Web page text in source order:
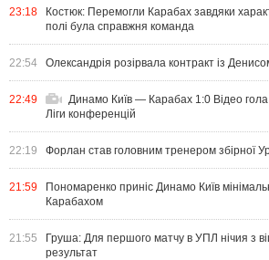
23:18
Костюк: Перемогли Карабах завдяки
полі була справжня команда
22:54 Олександрія розірвала контракт із
22:49
Динамо Київ — Карабах 1:0 Відео гола
Ліги конференцій
22:19 Форлан став головним тренером збірної
21:59
Пономаренко приніс Динамо Київ
Карабахом
21:55
Груша: Для першого матчу в УПЛ нічия з
результат